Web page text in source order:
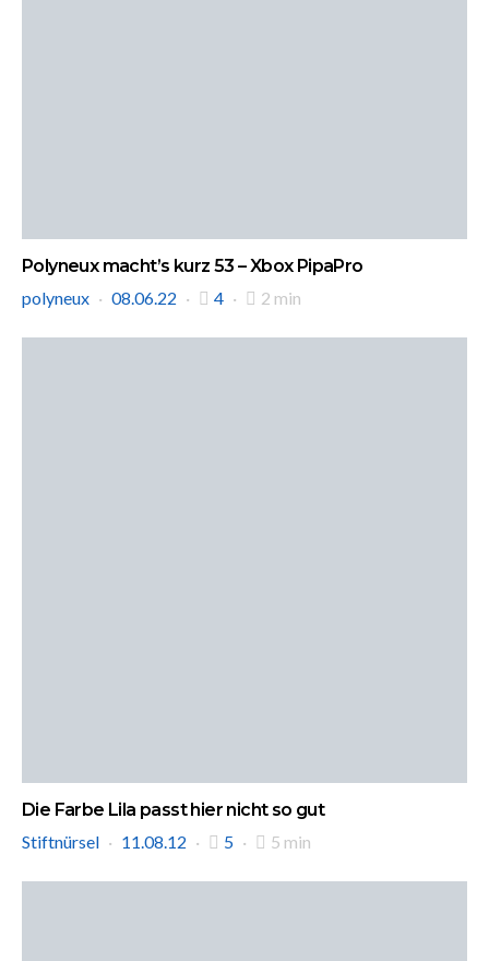
Polyneux macht’s kurz 53 – Xbox PipaPro
polyneux
08.06.22 4 2 min
Die Farbe Lila passt hier nicht so gut
Stiftnürsel
11.08.12 5 5 min